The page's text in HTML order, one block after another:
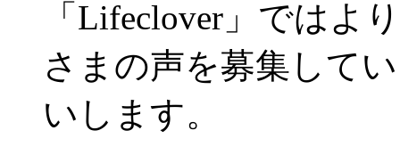
「Lifeclover」ではよ
さまの声を募集して
いします。